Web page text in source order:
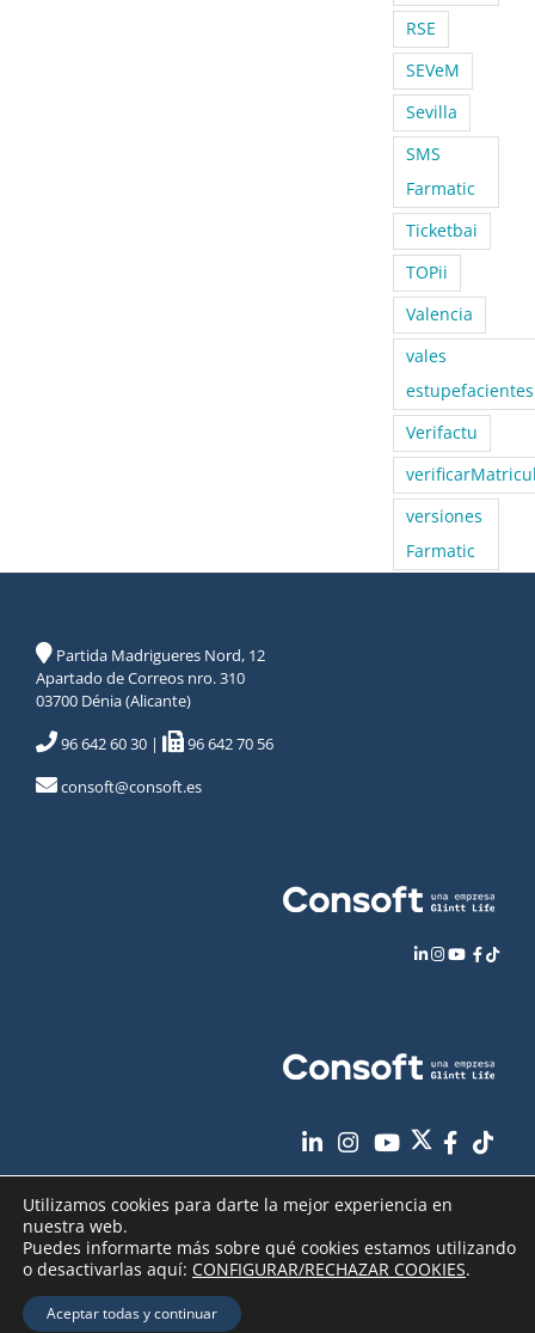
RSE
SEVeM
Sevilla
SMS
Farmatic
Ticketbai
TOPii
Valencia
vales
estupefacientes
Verifactu
versiones
Farmatic
Partida Madrigueres Nord, 12
Apartado de Correos nro. 310
03700 Dénia (Alicante)
96 642 60 30 |
96 642 70 56
consoft@consoft.es
Copyright2026 - Consoft |Aviso Legal
Política de Cookies|Seguridad de sus datos
Utilizamos cookies para darte la mejor experiencia en
nuestra web.
Puedes informarte más sobre qué cookies estamos utilizando
o desactivarlas aquí: CONFIGURAR/RECHAZAR COOKIES.
Aceptar todas y continuar